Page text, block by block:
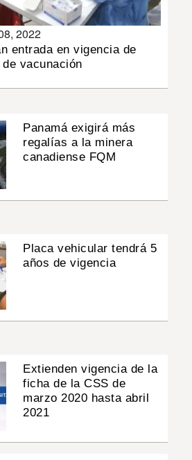
2022
entrada en vigencia de
vacunación
Panamá exigirá más
regalías a la minera
canadiense FQM
Placa vehicular tendrá 5
años de vigencia
Extienden vigencia de la
ficha de la CSS de
marzo 2020 hasta abril
2021